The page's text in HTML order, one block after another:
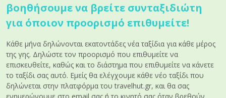
βοηθήσουμε να βρείτε συνταξιδιώτη
για όποιον προορισμό επιθυμείτε!
Κάθε μήνα δηλώνονται εκατοντάδες νέα ταξίδια για κάθε μέρος
της γης. Δηλώστε τον προορισμό που επιθυμείτε να
επισκευθείτε, καθώς και το διάστημα που επιθυμείτε να κάνετε
το ταξίδι σας αυτό. Eμείς θα ελέγχουμε κάθε νέο ταξίδι που
δηλώνεται στην πλατφόρμα του travelhut.gr, και θα σας